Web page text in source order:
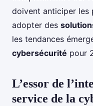
doivent anticiper les
adopter des
les tendances
cybersécurité pour
L’essor de
service de la